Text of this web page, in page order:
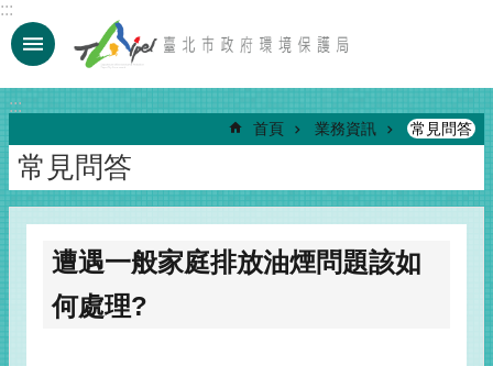
跳到主要內容區塊
:::
:::
首頁 業務資訊 常見問答
常見問答
遭遇一般家庭排放油煙問題該如
何處理?